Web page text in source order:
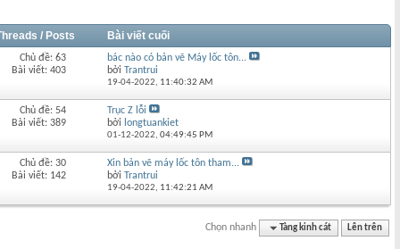
/ Posts Bài viết cuối
Chủ đề: 63
Bài viết: 403
bác nào có bản vẽ Máy lốc tôn...
bởiTrantrui
19-04-2022, 11:40:32 AM
Chủ đề: 54
Bài viết: 389
Trục Z lỗi
bởi longtuankiet
01-12-2022,04:49:45 PM
Chủ đề: 30
Bài viết: 142
Xin bản vẽ máy lốc tôn tham...
bởiTrantrui
19-04-2022, 11:42:21 AM
Chọn nhanh Tàng kinh cát Lên trên